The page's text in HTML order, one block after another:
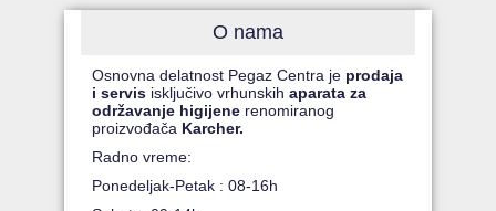
O nama
Osnovna delatnost Pegaz Centra je prodaja
i servis isključivo vrhunskihaparata za
održavanje higijene renomiranog
proizvođača Karcher.
Radno vreme:
Ponedeljak-Petak : 08-16h